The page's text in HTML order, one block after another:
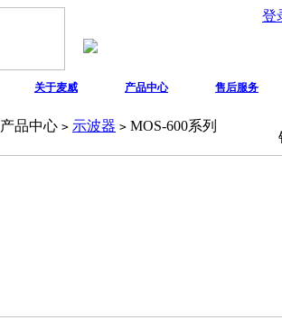
登
关于麦威 产品中心 售后服务
产品中心 > 示波器 > MOS-600系列